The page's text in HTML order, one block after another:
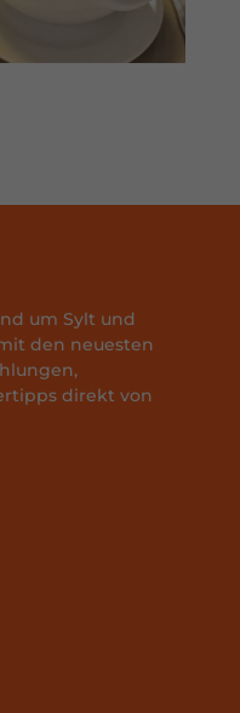
um Sylt und
den neuesten
direkt von